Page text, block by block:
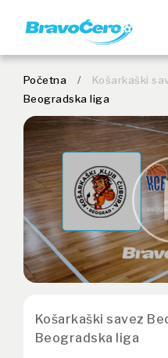
Početna / Košarkaški
Beogradska liga
Košarkaški savez
Beogradska liga